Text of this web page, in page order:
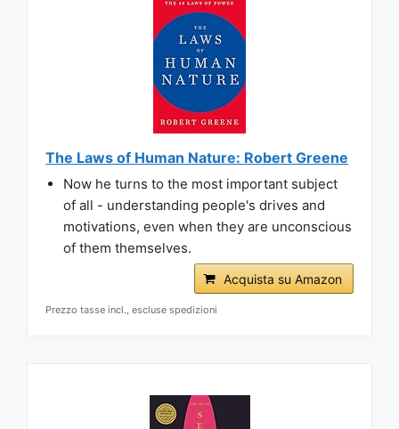
The Laws of Human Nature: Robert Greene
Now he turns to the most important subject
of all - understanding people's drives and
motivations, even when they are unconscious
of them themselves.
Acquista su Amazon
Prezzo tasse incl., escluse spedizioni